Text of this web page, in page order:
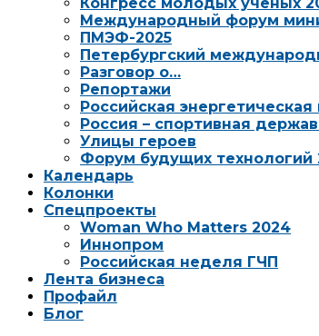
Международный форум
ПМЭФ-2025
Петербургский
Разговор о…
Репортажи
Российская
Россия – спортивная
Улицы героев
Форум будущих технологий
Календарь
Колонки
Спецпроекты
Woman Who Matters 2024
Иннопром
Российская неделя ГЧП
Лента бизнеса
Профайл
Блог